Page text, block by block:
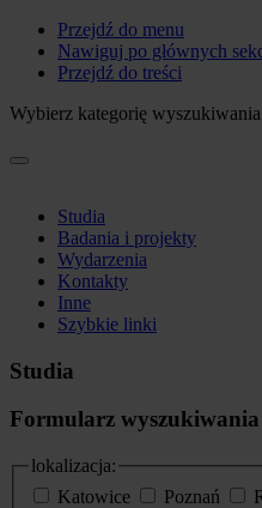
Przejdź do menu
Nawiguj po głównych
Przejdź do treści
Wybierz kategorię wyszukiwania
Studia
Badania i projekty
Wydarzenia
Kontakty
Inne
Szybkie linki
Studia
Formularz wyszukiwania
lokalizacja:
Katowice
Poznań